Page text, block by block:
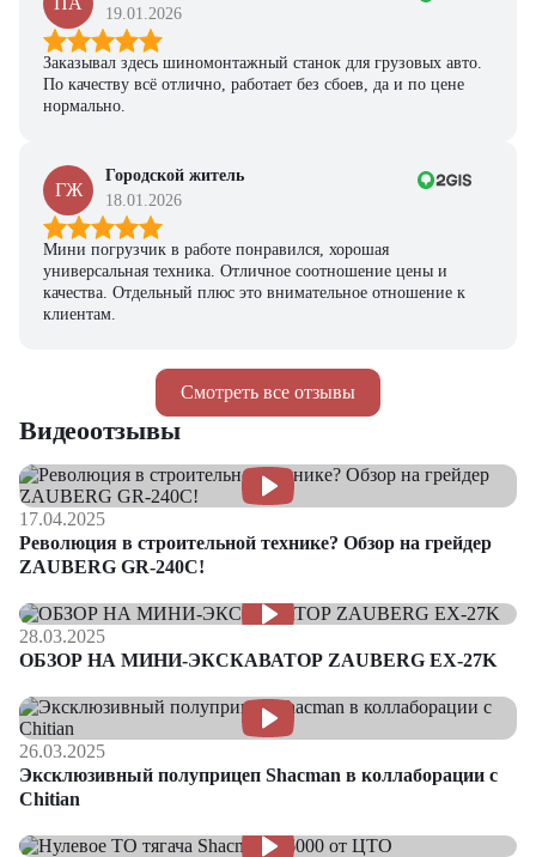
Смотреть все отзывы
19.01.2026
Заказывал здесь шиномонтажный станок для грузовых авто.
По качеству всё отлично, работает без сбоев, да и по цене
нормально.
ГЖ
Городской житель
18.01.2026
Мини погрузчик в работе понравился, хорошая
универсальная техника. Отличное соотношение цены и
качества. Отдельный плюс это внимательное отношение к
клиентам.
Видеоотзывы
17.04.2025
Революция в строительной технике? Обзор на грейдер
ZAUBERG GR-240C!
28.03.2025
ОБЗОР НА МИНИ-ЭКСКАВАТОР ZAUBERG EX-27K
26.03.2025
Эксклюзивный полуприцеп Shacman в коллаборации с
Chitian